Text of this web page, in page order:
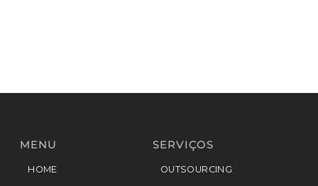
MENU
HOME
SERVIÇOS
OUTSOURCING